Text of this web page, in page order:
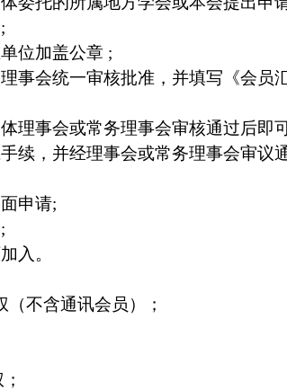
;
位加盖公章 ;
事会统一审核批准，并填写《会员
理事会或常务理事会审核通过后即
续，并经理事会或常务理事会审议通
申请;
;
入。
不含通讯会员）；